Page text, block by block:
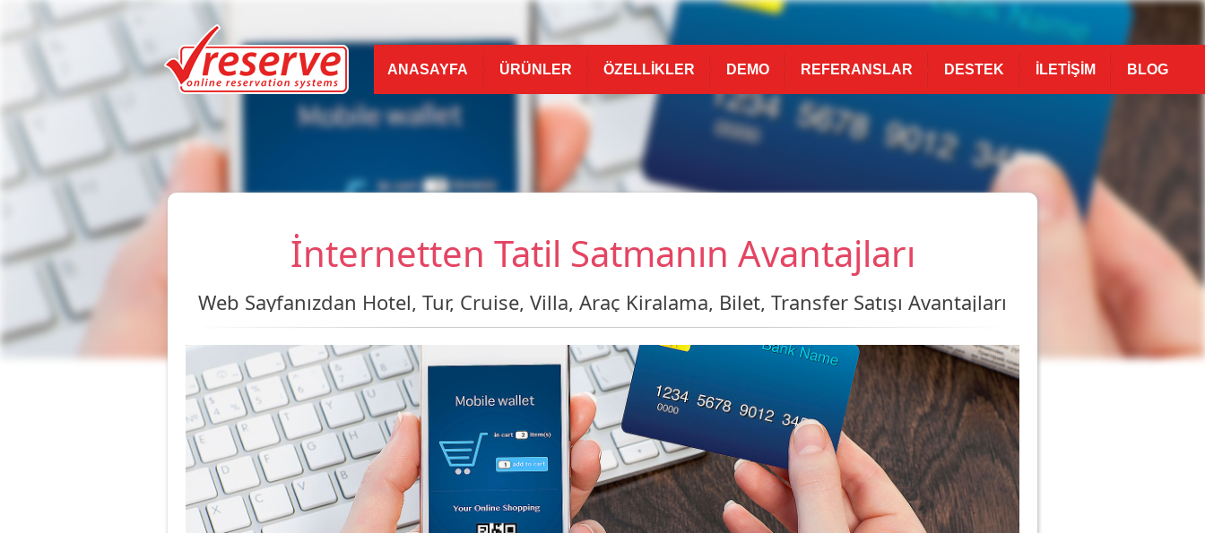
ANASAYFA ÜRÜNLER ÖZELLİKLER DEMO REFERANSLAR DESTEK İLETİŞİM BLOG
İnternetten Tatil Satmanın Avantajları
Web Sayfanızdan Hotel, Tur, Cruise, Villa, Araç Kiralama, Bilet, Transfer Satışı Avantajları